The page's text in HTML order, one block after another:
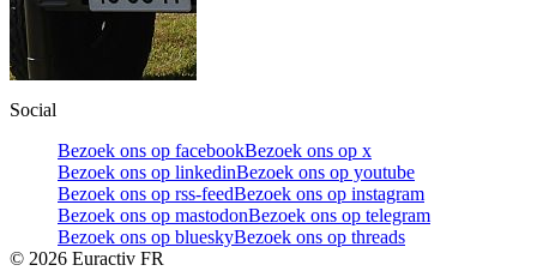
Social
Bezoek ons op facebookBezoek ons op x
Bezoek ons op linkedinBezoek ons op youtube
Bezoek ons op rss-feedBezoek ons op instagram
Bezoek ons op mastodonBezoek ons op telegram
Bezoek ons op blueskyBezoek ons op threads
© 2026 Euractiv FR